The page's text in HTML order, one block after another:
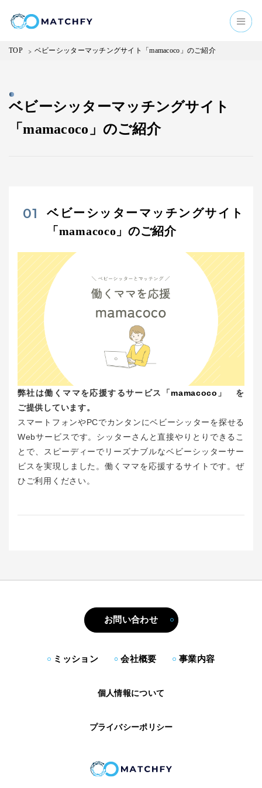
TOP ベビーシッターマッチングサイト「mamacoco」のご紹介
ベビーシッターマッチングサイト
「mamacoco」のご紹介
ベビーシッターマッチングサイト
「mamacoco」のご紹介
弊社は働くママを応援するサービス「mamacoco 」 を
ご提供しています。
スマートフォンやPCでカンタンにベビーシッターを探せる
Webサービスです。シッターさんと直接やりとりできるこ
とで、スピーディーでリーズナブルなベビーシッターサー
ビスを実現しました。働くママを応援するサイトです。ぜ
ひご利用ください。
お問い合わせ
ミッション 会社概要 事業内容
個人情報について
プライバシーポリシー